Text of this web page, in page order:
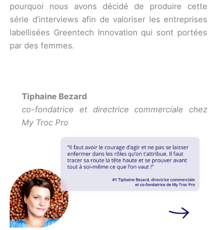
pourquoi nous avons décidé de produire cette
série d’interviews afin de valoriser les entreprises
labellisées Greentech Innovation qui sont portées
par des femmes.
Tiphaine Bezard
co-fondatrice et directrice commerciale chez
My Troc Pro